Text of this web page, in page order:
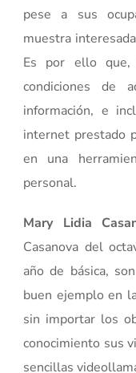
pese a sus
muestra
Es por ello que,
condiciones de
información, e
internet prestado
en una
personal.
Mary Lidia
Casanova del
año de básica,
buen ejemplo en
sin importar los
conocimiento sus
sencillas